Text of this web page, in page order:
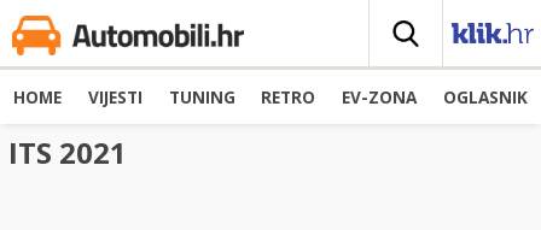
HOME VIJESTI TUNING RETRO EV-ZONA OGLASNIK
ITS 2021